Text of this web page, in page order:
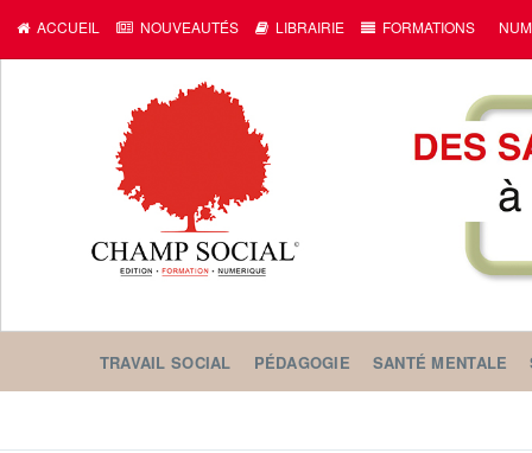
ACCUEIL NOUVEAUTÉS LIBRAIRIE FORMATIONS
TRAVAIL SOCIAL PÉDAGOGIE SANTÉ MENTALE